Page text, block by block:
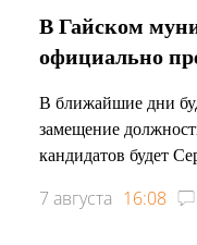
В Гайском
официально
В ближайшие дни
замещение
кандидатов будет
7 августа 16:08